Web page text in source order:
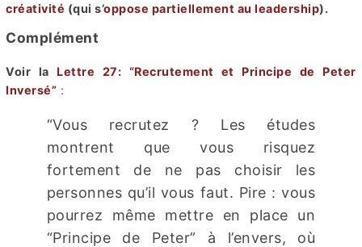
créativité (qui s’oppose partiellement au leadership).
Complément
Voir la Lettre 27: “Recrutement et Principe de Peter
Inversé” :
“Vous recrutez ? Les études
montrent que vous risquez
fortement de ne pas choisir les
personnes qu’il vous faut. Pire : vous
pourrez même mettre en place un
“Principe de Peter” à l’envers, où